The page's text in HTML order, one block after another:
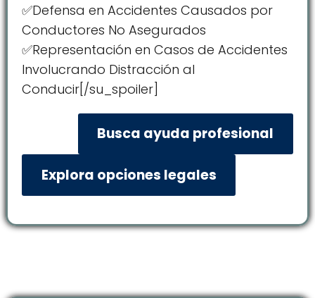
✅Defensa en Accidentes Causados por
Conductores No Asegurados
✅Representación en Casos de Accidentes
Involucrando Distracción al
Conducir[/su_spoiler]
Busca ayuda profesional
Explora opciones legales